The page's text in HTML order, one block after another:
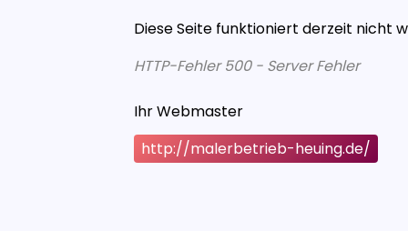
Diese Seite funktioniert derzeit nicht
HTTP-Fehler 500 - Server Fehler
Ihr Webmaster
http://malerbetrieb-heuing.de/